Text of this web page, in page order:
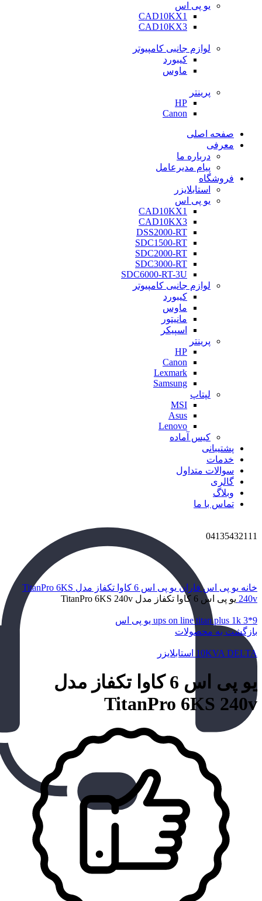
یو پی اس
CAD10KX1
CAD10KX3
لوازم جانبی کامپیوتر
کیبورد
ماوس
پرینتر
HP
Canon
صفحه اصلی
معرفی
درباره ما
پیام مدیرعامل
فروشگاه
استابلایزر
یو پی اس
CAD10KX1
CAD10KX3
DSS2000-RT
SDC1500-RT
SDC2000-RT
SDC3000-RT
SDC6000-RT-3U
لوازم جانبی کامپیوتر
کیبورد
ماوس
مانیتور
اسپیکر
پرینتر
HP
Canon
Lexmark
Samsung
لپتاپ
MSI
Asus
Lenovo
کیس آماده
پشتیبانی
خدمات
سوالات متداول
گالری
وبلاگ
تماس با ما
04135432111
برای بزرگنمایی کلیک کنید
خانه یو پی اسفاران
یو پی اس 6 کاوا تکفاز مدل TitanPro 6KS
240v یو پی اس 6 کاوا تکفاز مدل TitanPro 6KS 240v
ups on line titan plus 1k 3*9 یو پی اس
بازگشت به محصولات
10KVA DELTA استابلایزر
یو پی اس 6 کاوا تکفاز مدل
TitanPro 6KS 240v